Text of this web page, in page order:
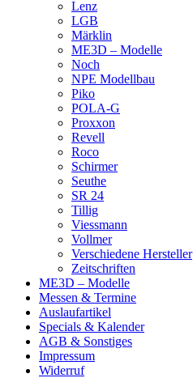
Lenz
LGB
Märklin
ME3D – Modelle
Noch
NPE Modellbau
Piko
POLA-G
Proxxon
Revell
Roco
Schirmer
Seuthe
SR 24
Tillig
Viessmann
Vollmer
Verschiedene Hersteller
Zeitschriften
ME3D – Modelle
Messen & Termine
Auslaufartikel
Specials & Kalender
AGB & Sonstiges
Impressum
Widerruf